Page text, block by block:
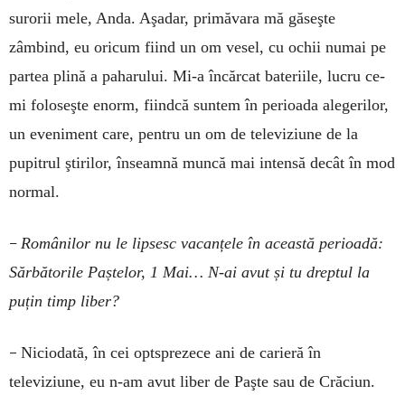
surorii mele, An­da. Aşadar, primăvara mă găseşte
zâmbind, eu oricum fiind un om vesel, cu ochii numai pe
partea plină a paharului. Mi-a încărcat bateriile, lucru ce-
mi foloseşte enorm, fiindcă suntem în perioada alegerilor,
un eveniment care, pentru un om de televiziune de la
pupitrul ştirilor, înseamnă muncă mai intensă decât în mod
normal.
– Românilor nu le lipsesc vacanțele în această perioadă:
Sărbătorile Paștelor, 1 Mai… N-ai avut și tu dreptul la
puțin timp liber?
– Niciodată, în cei optsprezece ani de carieră în
televiziune, eu n-am avut liber de Paşte sau de Crăciun.